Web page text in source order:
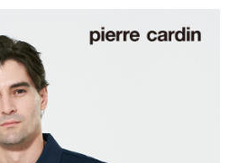
上)免運費
上)免運費